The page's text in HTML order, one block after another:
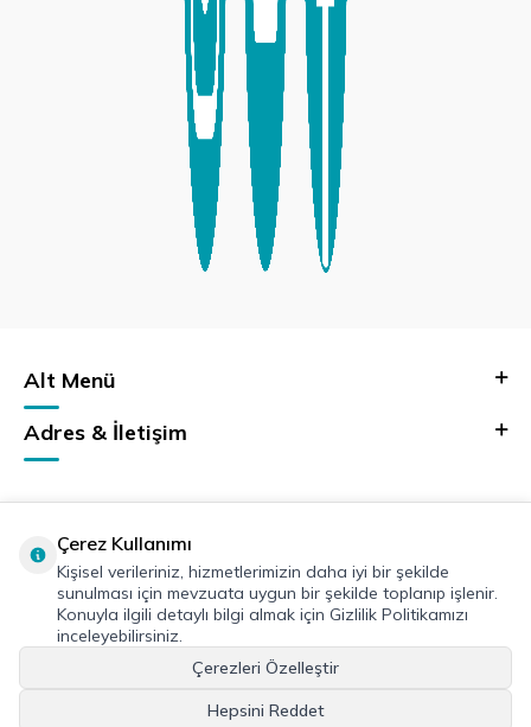
Alt Menü
Adres & İletişim
Çerez Kullanımı
Kişisel verileriniz, hizmetlerimizin daha iyi bir şekilde
sunulması için mevzuata uygun bir şekilde toplanıp işlenir.
Konuyla ilgili detaylı bilgi almak için Gizlilik Politikamızı
inceleyebilirsiniz.
Çerezleri Özelleştir
Hepsini Reddet